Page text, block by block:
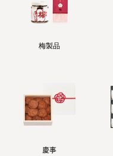
梅製品
慶事